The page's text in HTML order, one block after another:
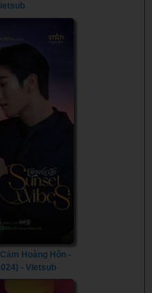
Hoàng Hôn -
- Vietsub